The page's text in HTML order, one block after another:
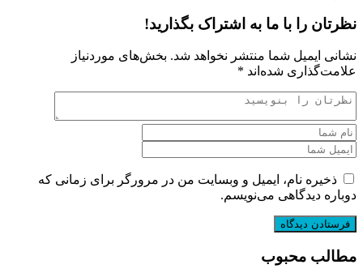
نظرتان را با ما به اشتراک بگذارید!
نشانی ایمیل شما منتشر نخواهد شد. بخش‌های موردنیاز
علامت‌گذاری شده‌اند *
ذخیره نام، ایمیل و وبسایت من در مرورگر برای زمانی که
دوباره دیدگاهی می‌نویسم.
مطالب محبوب